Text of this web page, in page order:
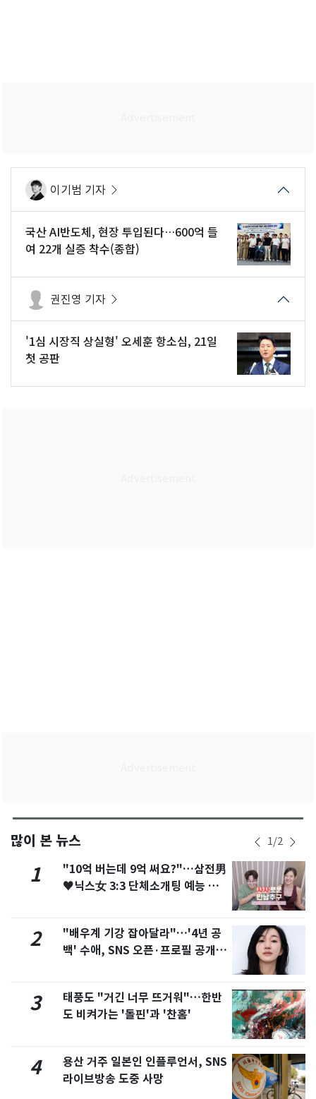
이기범 기자
국산 AI반도체, 현장 투입된다…600억 들
여 22개 실증 착수(종합)
권진영 기자
'1심 시장직 상실형' 오세훈 항소심, 21일
첫 공판
많이 본 뉴스 1/2
1
"10억 버는데 9억 써요?"…삼전男
♥닉스女 3:3 단체소개팅 예능 화
2
"배우계 기강 잡아달라"…'4년 공
백' 수애, SNS 오픈·프로필 공개
3
태풍도 "거긴 너무 뜨거워"…한반
도 비켜가는 '돌핀'과 '찬홈'
4
용산 거주 일본인 인플루언서, SNS
라이브방송 도중 사망